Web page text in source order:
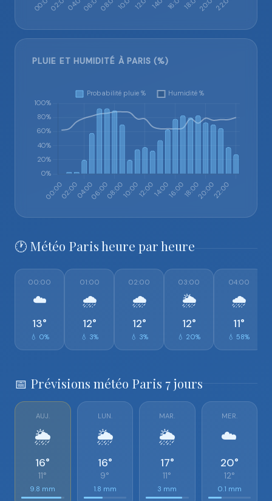
PLUIE ET HUMIDITÉ À PARIS (%)
🕐 Météo Paris heure par heure
00:00
☁️
13°
💧 0%
01:00
🌧️
12°
💧 3%
02:00
🌧️
12°
💧 3%
03:00
🌦️
12°
💧 20%
04:00
🌧️
11°
💧 58%
📅 Prévisions météo Paris 7 jours
AUJ.
🌦️
16°
11°
9.8 mm
LUN.
🌦️
16°
9°
1.8 mm
MAR.
🌦️
17°
11°
3 mm
MER.
☁️
20°
12°
0.1 mm